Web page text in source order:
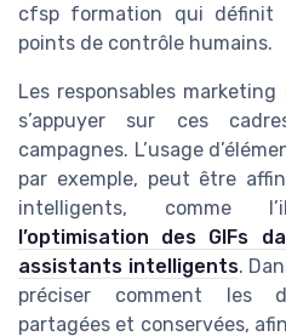
cfsp formation qui définit
points de contrôle humains.
Les responsables
s’appuyer sur ces
campagnes. L’usage
par exemple, peut être
intelligents, comme
l’optimisation des GIFs
assistants intelligents.
préciser comment les
partagées et conservées,